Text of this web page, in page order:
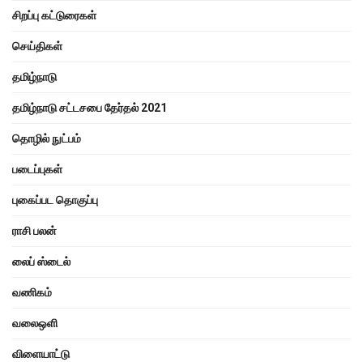
சிறப்பு கட்டுரைகள்
செய்திகள்
தமிழ்நாடு
தமிழ்நாடு சட்டசபை தேர்தல் 2021
தொழில் நுட்பம்
படைப்புகள்
புகைப்பட தொகுப்பு
ராசி பலன்
லைப் ஸ்டைல்
வணிகம்
வலைஒளி
விளையாட்டு